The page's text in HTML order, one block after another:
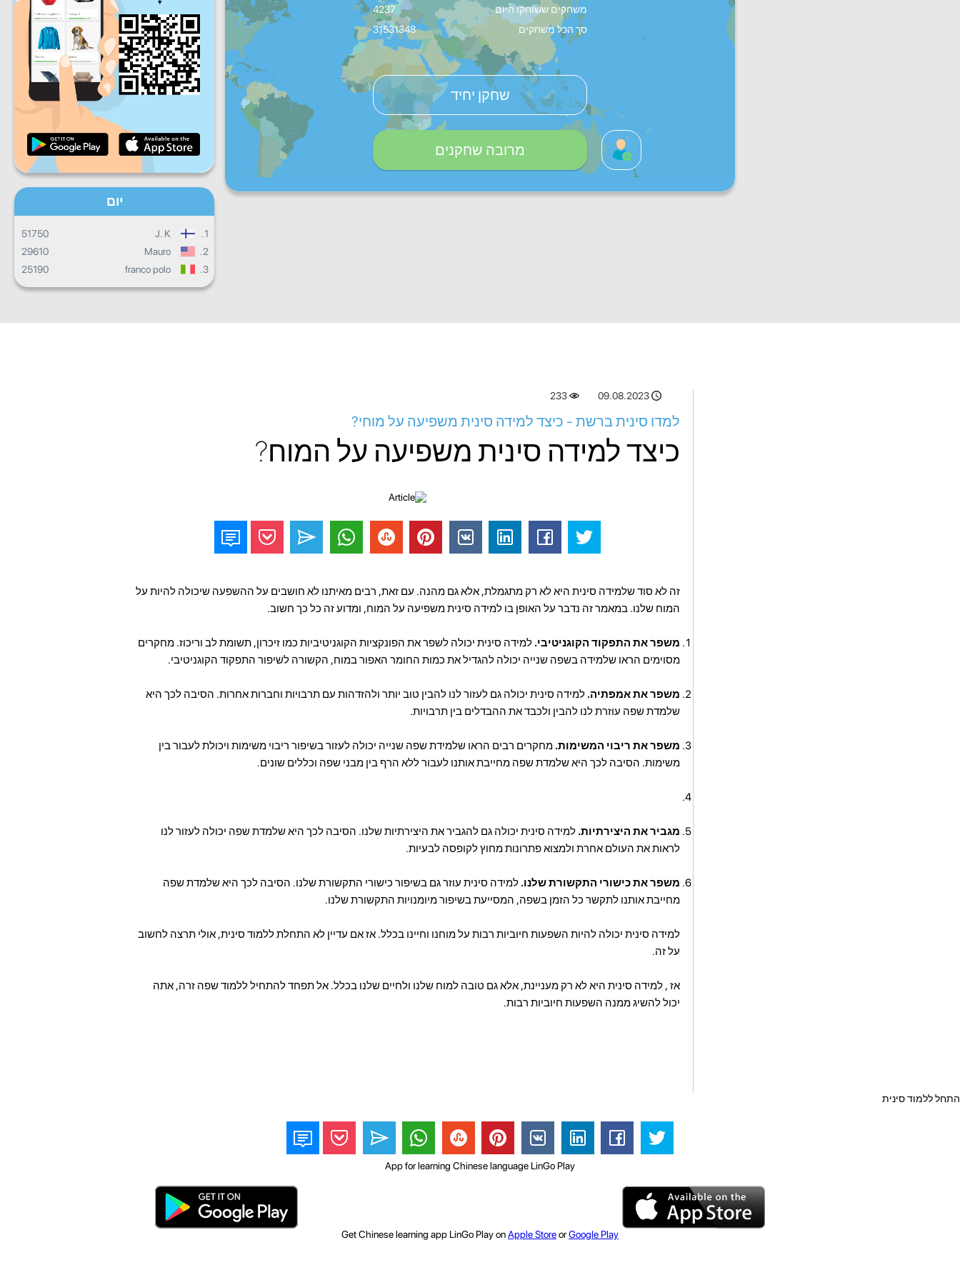
משחקים ששוחקו היום
4237
סך הכל משחקים
31531348
שחקן יחיד
מרובה שחקנים
שישי שבת
התקדמות יומית
התקדמות חודשית
התקדמות כוללת
יום
1.
J. K
51750
2.
Mauro
29610
3.
franco polo
25190
09.08.2023
233
למדו סינית ברשת - כיצד למידה סינית משפיעה על מוחי?
כיצד למידה סינית משפיעה על המוח?
זה לא סוד שלמידה סינית היא לא רק מתגמלת, אלא גם מהנה. עם זאת, רבים מאיתנו לא חושבים על ההשפעה שיכולה להיות על
המוח שלנו. במאמר זה נדבר על האופן בו למידה סינית משפיעה על המוח, ומדוע זה כל כך חשוב.
משפר את התפקוד הקוגניטיבי. למידה סינית יכולה לשפר את הפונקציות הקוגניטיביות כמו זיכרון, תשומת לב וריכוז. מחקרים
מסוימים הראו שלמידה בשפה שנייה יכולה להגדיל את כמות החומר האפור במוח, הקשורה לשיפור התפקוד הקוגניטיבי.
משפר את אמפתיה. למידה סינית יכולה גם לעזור לנו להבין טוב יותר ולהזדהות עם תרבויות וחברות אחרות. הסיבה לכך היא
שלמדת שפה עוזרת לנו להבין ולכבד את ההבדלים בין תרבויות.
משפר את ריבוי המשימות. מחקרים רבים הראו שלמידת שפה שנייה יכולה לעזור בשיפור ריבוי משימות ויכולת לעבור בין
משימות. הסיבה לכך היא שלמדת שפה מחייבת אותנו לעבור ללא הרף בין מבני שפה וכללים שונים.
מגביר את היצירתיות. למידה סינית יכולה גם להגביר את היצירתיות שלנו. הסיבה לכך היא שלמדת שפה יכולה לעזור לנו
לראות את העולם אחרת ולמצוא פתרונות מחוץ לקופסה לבעיות.
משפר את כישורי התקשורת שלנו. למידה סינית עוזר גם בשיפור כישורי התקשורת שלנו. הסיבה לכך היא שלמדת שפה
מחייבת אותנו לתקשר כל הזמן בשפה, המסייעת בשיפור מיומנויות התקשורת שלנו.
למידה סינית יכולה להיות השפעות חיוביות רבות על מוחנו וחיינו בכלל. אז אם עדיין לא התחלת ללמוד סינית, אולי תרצה לחשוב
על זה.
אז , למידה סינית היא לא רק מעניינת, אלא גם טובה למוח שלנו ולחיים שלנו בכלל. אל תפחד להתחיל ללמוד שפה זרה, אתה
יכול להשיג ממנה השפעות חיוביות רבות.
התחל ללמוד סינית
App for learning Chinese language LinGo Play
Get Chinese learning app LinGo Play onApple StoreorGoogle Play